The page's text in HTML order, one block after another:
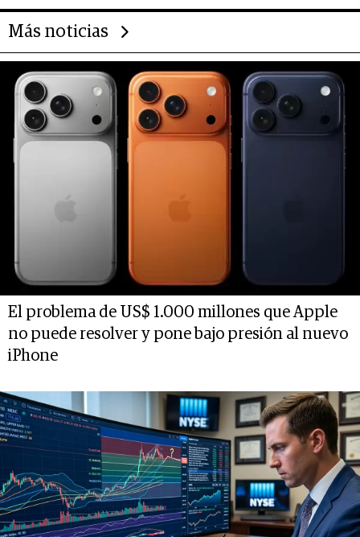
Más noticias
El problema de US$ 1.000 millones que Apple
no puede resolver y pone bajo presión al nuevo
iPhone